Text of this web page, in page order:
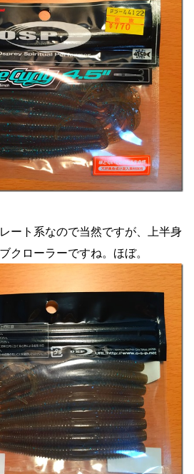
ート系なので当然ですが、上半身
クローラーですね。ほぼ。